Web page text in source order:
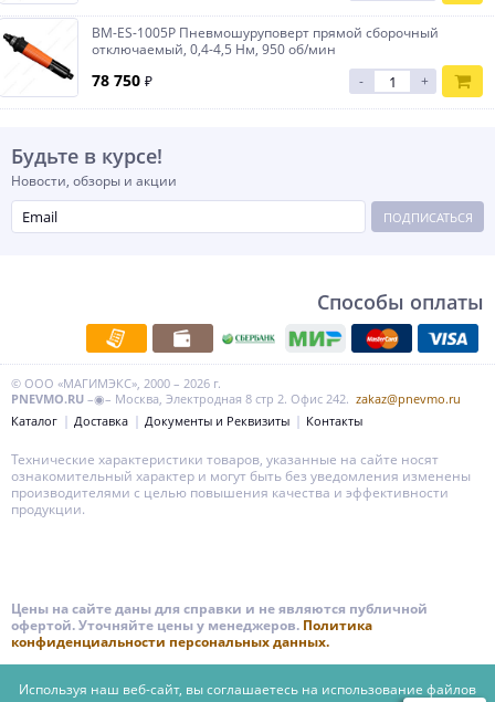
BM-ES-1005P Пневмошуруповерт прямой сборочный
отключаемый, 0,4-4,5 Нм, 950 об/мин
78 750 ₽ - +
Будьте в курсе!
Новости, обзоры и акции
ПОДПИСАТЬСЯ
Способы оплаты
© ООО «МАГИМЭКС», 2000 – 2026 г.
PNEVMO.RU –◉– Москва, Электродная 8 стр 2. Офис 242. zakaz@pnevmo.ru
Каталог
Доставка Документы и Реквизиты Контакты
Технические характеристики товаров, указанные на сайте носят
ознакомительный характер и могут быть без уведомления изменены
производителями с целью повышения качества и эффективности
продукции.
Цены на сайте даны для справки и не являются публичной
офертой. Уточняйте цены у менеджеров. Политика
конфиденциальности персональных данных.
Используя наш веб-сайт, вы соглашаетесь на использование файлов